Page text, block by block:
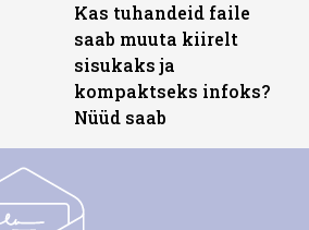
Kas tuhandeid faile
saab muuta kiirelt
sisukaks ja
kompaktseks infoks?
Nüüd saab